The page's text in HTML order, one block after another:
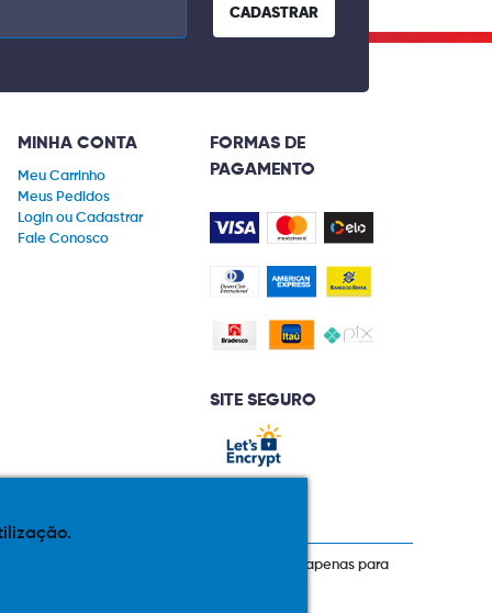
CADASTRAR
MINHA CONTA
Meu Carrinho
Meus Pedidos
Login ou Cadastrar
Fale Conosco
FORMAS DE
PAGAMENTO
SITE SEGURO
de pagamento expostos aqui são válidos apenas para